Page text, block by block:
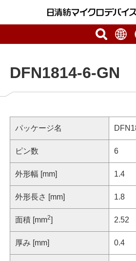
DFN1814-6-GN
パッケージ名
ピン数 6
外形幅 [mm] 1.4
外形長さ [mm] 1.8
面積 [mm2] 2.52
厚み [mm] 0.4